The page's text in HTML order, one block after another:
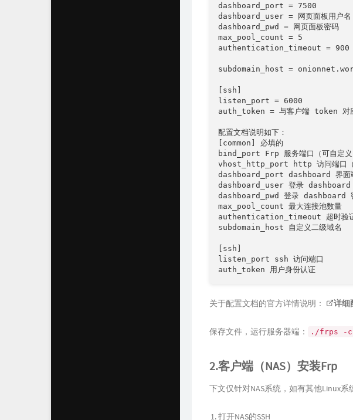
dashboard_port = 7500
dashboard_user = 网页面板用户名
dashboard_pwd = 网页面板密码
max_pool_count = 5
authentication_timeout = 900
subdomain_host =
[ssh]
listen_port = 6000
auth_token = 与客户端 token 对
配置文档说明如下：
[common] 必填的
bind_port Frp 服务端口（可自定义
vhost_http_port http 访问端口（
dashboard_port dashboard 界面
dashboard_user 登录 dashboard
dashboard_pwd 登录 dashboard
max_pool_count 最大连接池数量
authentication_timeout 超时验
subdomain_host 自定义二级域名
[ssh]
listen_port ssh 访问端口
关于配置文档的官方详情说明： 详细
保存文件，运行服务器端： ./frps -
2.客户端（NAS）安装Frp
下文仅针对NAS系统，如有其他Linux系
打开NAS的SSH